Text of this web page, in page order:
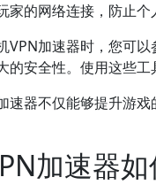
家的网络连接，防止个
VPN加速器时，您可
的安全性。使用这些
速器不仅能够提升游
加速器